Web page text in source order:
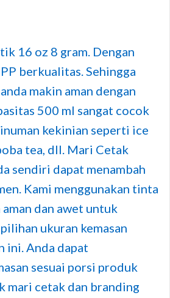
16 oz 8 gram. Dengan
berkualitas. Sehingga
makin aman dengan
500 ml sangat cocok
kekinian seperti ice
tea, dll. Mari Cetak
sendiri dapat menambah
Kami menggunakan tinta
dan awet untuk
ukuran kemasan
ini. Anda dapat
sesuai porsi produk
mari cetak dan branding